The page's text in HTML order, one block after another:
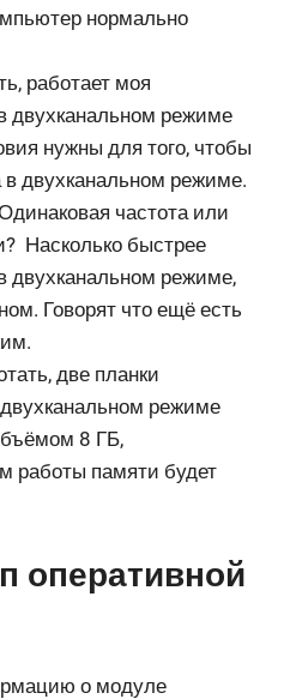
нормально
работает моя
двухканальном режиме
нужны для того, чтобы
двухканальном режиме.
частота или
Насколько быстрее
двухканальном режиме,
Говорят что ещё есть
две планки
режиме
8 ГБ,
работы памяти будет
оперативной
о модуле